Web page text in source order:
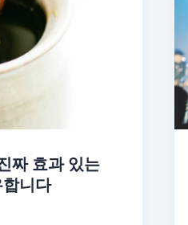
짜 효과 있는
니다